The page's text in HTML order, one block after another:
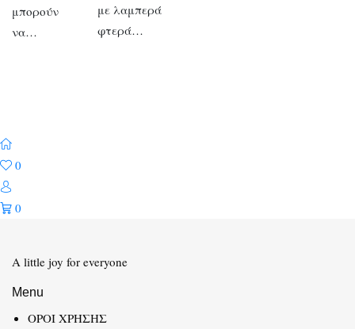
μπορούν
να…
με λαμπερά
φτερά…
0
0
A little joy for everyone
Menu
ΟΡΟΙ ΧΡΗΣΗΣ